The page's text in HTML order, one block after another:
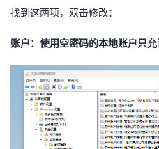
找到这两项，双击修改：
账户：使用空密码的本地账户只